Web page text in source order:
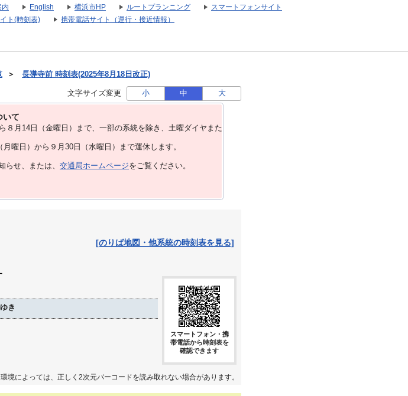
内 English 横浜市HP ルートプランニング
スマートフォンサイト
ト(時刻表) 携帯電話サイト（運行・接近情報）
＞ 長導寺前 時刻表(2025年8月18日改正)
文字サイズ変更 小 中 大
いて
⽉14⽇（金曜日）まで、⼀部の系統を除き、⼟曜ダイヤまた
曜日）から９月30日（水曜日）まで運休します。
らせ、または、 交通局ホームページをご覧ください。
[のりば地図・他系統の時刻表を見る]
き
スマートフォン・携
帯電話から時刻表を
確認できます
境によっては、正しく2次元バーコードを読み取れない場合があります。